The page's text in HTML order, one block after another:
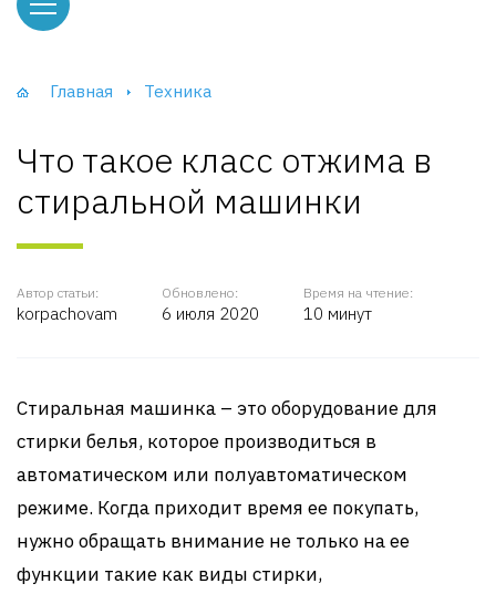
Главная Техника
Что такое класс отжима в
стиральной машинки
Автор статьи:
korpachovam
Обновлено:
6 июля 2020
Время на чтение:
10 минут
Стиральная машинка – это оборудование для
стирки белья, которое производиться в
автоматическом или полуавтоматическом
режиме. Когда приходит время ее покупать,
нужно обращать внимание не только на ее
функции такие как виды стирки,
и тумбы